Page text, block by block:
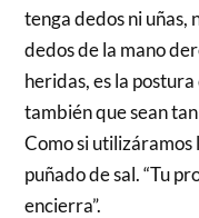
tenga dedos ni uñas,
dedos de la mano
heridas, es la
también que sean
Como si utilizáramos
puñado de sal. “Tu
encierra”.